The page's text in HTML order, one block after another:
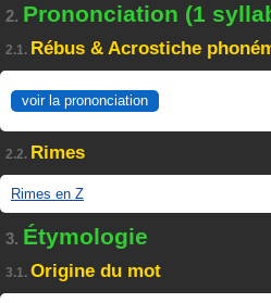
2. Prononciation (1
2.1. Rébus & Acrostiche
voir la prononciation
2.2. Rimes
Rimes en Z
3. Étymologie
3.1. Origine du mot